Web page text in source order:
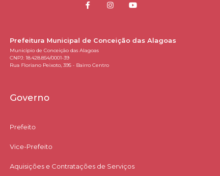
Prefeitura Municipal de Conceição das Alagoas
Município de Conceição das Alagoas
CNPJ: 18.428.854/0001-39
Rua Floriano Peixoto, 395 - Bairro Centro
Governo
Prefeito
Vice-Prefeito
Aquisições e Contratações de Serviços​